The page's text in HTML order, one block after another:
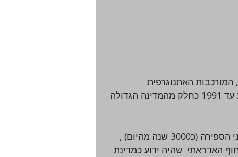
המורכבות האתנוגרפית
,והתרבותית במרחב של הבלקן שרובו כמעט היה ידוע עד 1991 כחלק מהמדינה הגדולה
ראשית ההתיישבות באזור ידועה לנו מ-1000 שנה לפני הספירה (כ3000 שנה מהיום) ,
האדראתי  שהיה ידוע כמדינת